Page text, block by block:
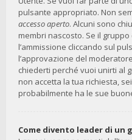
pulsante appropriato. Non
accesso aperto. Alcuni sono
membri nascosto. Se il
l’ammissione cliccando sul
l’approvazione del
chiederti perché vuoi unirti al
non accetta la tua richiesta,
probabilmente ha le sue
Come divento leader di un